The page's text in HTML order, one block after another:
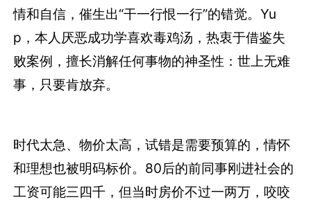
情和自信，催生出“干一行恨一行”的错觉。Yu
p，本人厌恶成功学喜欢毒鸡汤，热衷于借鉴失
败案例，擅长消解任何事物的神圣性：世上无难
事，只要肯放弃。
时代太急、物价太高，试错是需要预算的，情怀
和理想也被明码标价。80后的前同事刚进社会的
工资可能三四千，但当时房价不过一两万，咬咬